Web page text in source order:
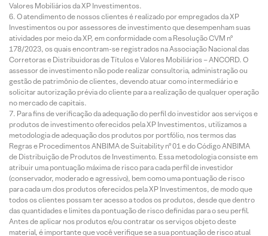
Valores Mobiliários da XP Investimentos.
O atendimento de nossos clientes é realizado por empregados da XP
Investimentos ou por assessores de investimento que desempenham suas
atividades por meio da XP, em conformidade com a Resolução CVM nº
178/2023, os quais encontram-se registrados na Associação Nacional das
Corretoras e Distribuidoras de Títulos e Valores Mobiliários – ANCORD. O
assessor de investimento não pode realizar consultoria, administração ou
gestão de patrimônio de clientes, devendo atuar como intermediário e
solicitar autorização prévia do cliente para a realização de qualquer operação
no mercado de capitais.
Para fins de verificação da adequação do perfil do investidor aos serviços e
produtos de investimento oferecidos pela XP Investimentos, utilizamos a
metodologia de adequação dos produtos por portfólio, nos termos das
Regras e Procedimentos ANBIMA de Suitability nº 01 e do Código ANBIMA
de Distribuição de Produtos de Investimento. Essa metodologia consiste em
atribuir uma pontuação máxima de risco para cada perfil de investidor
(conservador, moderado e agressivo), bem como uma pontuação de risco
para cada um dos produtos oferecidos pela XP Investimentos, de modo que
todos os clientes possam ter acesso a todos os produtos, desde que dentro
das quantidades e limites da pontuação de risco definidas para o seu perfil.
Antes de aplicar nos produtos e/ou contratar os serviços objeto deste
material, é importante que você verifique se a sua pontuação de risco atual